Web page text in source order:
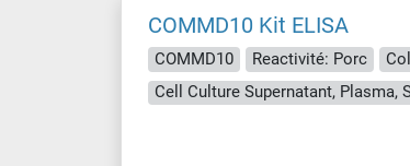
COMMD10 Kit ELISA
COMMD10 Reactivité: Porc
Cell Culture Supernatant, Plasma,